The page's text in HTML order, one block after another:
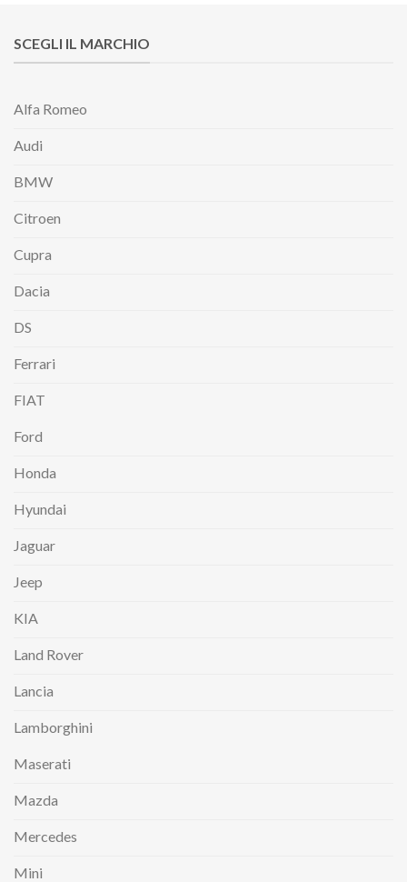
SCEGLI IL MARCHIO
Alfa Romeo
Audi
BMW
Citroen
Cupra
Dacia
DS
Ferrari
FIAT
Ford
Honda
Hyundai
Jaguar
Jeep
KIA
Land Rover
Lancia
Lamborghini
Maserati
Mazda
Mercedes
Mini